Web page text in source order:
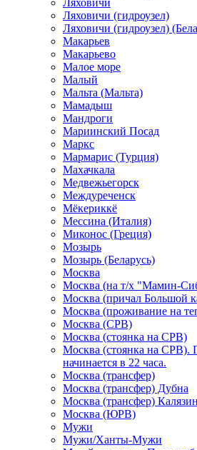
Ляховичи
Ляховичи (гидроузел)
Ляховичи (гидроузел)
Макарьев
Макарьево
Малое море
Малый
Мальта (Мальта)
Мамадыш
Мандроги
Мариинский Посад
Маркс
Мармарис (Турция)
Махачкала
Медвежьегорск
Междуреченск
Мёкериккё
Мессина (Италия)
Миконос (Греция)
Мозырь
Мозырь (Беларусь)
Москва
Москва (на т/х "Мамин-
Москва (причал Большой
Москва (проживание на
Москва (СРВ)
Москва (стоянка на СРВ)
Москва (стоянка на СРВ).
начинается в 22 часа.
Москва (трансфер)
Москва (трансфер) Дубна
Москва (трансфер) Калязин
Москва (ЮРВ)
Мужи
Мужи/Ханты-Мужи